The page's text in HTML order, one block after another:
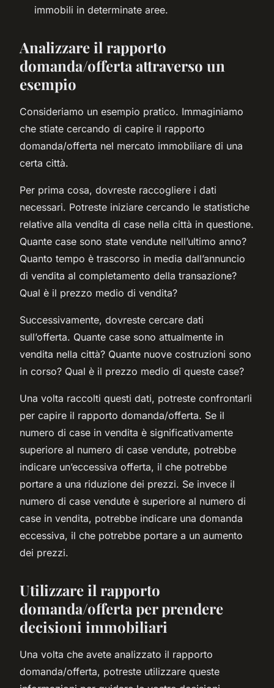
immobili in determinate aree.
Analizzare il rapporto
domanda/offerta attraverso un
esempio
Consideriamo un esempio pratico. Immaginiamo
che stiate cercando di capire il rapporto
domanda/offerta nel mercato immobiliare di una
certa città.
Per prima cosa, dovreste raccogliere i dati
necessari. Potreste iniziare cercando le statistiche
relative alla vendita di case nella città in questione.
Quante case sono state vendute nell’ultimo anno?
Quanto tempo è trascorso in media dall’annuncio
di vendita al completamento della transazione?
Qual è il prezzo medio di vendita?
Successivamente, dovreste cercare dati
sull’offerta. Quante case sono attualmente in
vendita nella città? Quante nuove costruzioni sono
in corso? Qual è il prezzo medio di queste case?
Una volta raccolti questi dati, potreste confrontarli
per capire il rapporto domanda/offerta. Se il
numero di case in vendita è significativamente
superiore al numero di case vendute, potrebbe
indicare un’eccessiva offerta, il che potrebbe
portare a una riduzione dei prezzi. Se invece il
numero di case vendute è superiore al numero di
case in vendita, potrebbe indicare una domanda
eccessiva, il che potrebbe portare a un aumento
dei prezzi.
Utilizzare il rapporto
domanda/offerta per prendere
decisioni immobiliari
Una volta che avete analizzato il rapporto
domanda/offerta, potreste utilizzare queste